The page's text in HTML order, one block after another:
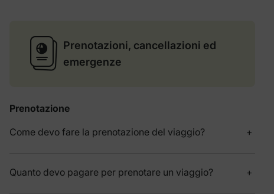
Prenotazioni, cancellazioni ed
emergenze
Prenotazione
Come devo fare la prenotazione del viaggio?
Quanto devo pagare per prenotare un viaggio?